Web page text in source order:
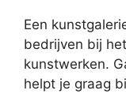
Een
bedrijven bij
kunstwerken.
helpt je graag